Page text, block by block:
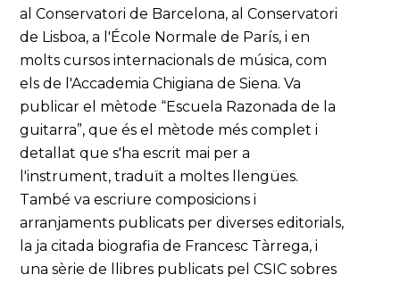
al Conservatori de Barcelona, al Conservatori
de Lisboa, a l'École Normale de París, i en
molts cursos internacionals de música, com
els de l'Accademia Chigiana de Siena. Va
publicar el mètode “Escuela Razonada de la
guitarra”, que és el mètode més complet i
detallat que s'ha escrit mai per a
l'instrument, traduït a moltes llengües.
També va escriure composicions i
arranjaments publicats per diverses editorials,
la ja citada biografia de Francesc Tàrrega, i
una sèrie de llibres publicats pel CSIC sobres